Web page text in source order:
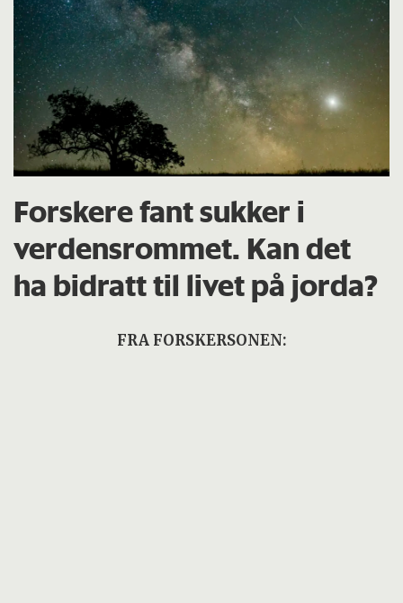
Forskere fant sukker i
verdensrommet. Kan det
ha bidratt til livet på jorda?
FRA FORSKERSONEN: